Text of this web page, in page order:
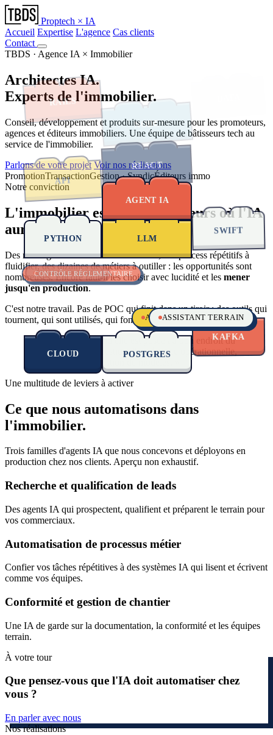
Proptech × IA
Accueil Expertise L'agence Cas clients
Contact
TBDS · Agence IA × Immobilier
Architectes IA.
Experts de l'immobilier.
Conseil, développement et produits sur-mesure pour les promoteurs,
agences et éditeurs immobiliers. Une équipe de bâtisseurs tech au
service de l'immobilier.
Parlons de votre projet Voir nos réalisations
PromotionTransactionGestion · SyndicÉditeurs immo
CLOUD
API
RAILS
PYTHON
POSTGRES
NODE
AGENT IA
KAFKA
Notre conviction
L'immobilier est l'un des secteurs où l'IA
aura le plus d'impact.
Des montagnes dedocuments à traiter, des process répétitifs à
fluidifier, des dizaines de métiers à outiller : les opportunités sont
nombreuses. Encore faut-il les choisir avec lucidité et les mener
jusqu'en production.
C'est notre travail. Pas de POC qui finit dans un tiroir : des outils qui
tournent, qui sont utilisés, qui font levier sur votre P&L.
« L'IA est utile quand elle est posée au bon endroit du
métier. C'est une question d'expérience opérationnelle,
Une multitude de leviers à activer
Ce que nous automatisons dans
l'immobilier.
Trois familles d'agents IA que nous concevons et déployons en
production chez nos clients. Aperçu non exhaustif.
QUALIFICATION 24/7
SCORING & PRIORISATION
Recherche et qualification de leads
Des agents IA qui prospectent, qualifient et préparent le terrain pour
vos commerciaux.
EXTRACTION DE DOCS
ALERTES OPPORTUNITÉS
Automatisation de processus métier
Confier vos tâches répétitives à des systèmes IA qui lisent et écrivent
comme vos équipes.
CONTRÔLE RÉGLEMENTAIRE
ASSISTANT TERRAIN
Conformité et gestion de chantier
Une IA de garde sur la documentation, la conformité et les équipes
terrain.
À votre tour
Que pensez-vous que l'IA doit automatiser chez
vous ?
En parler avec nous
Nos réalisations